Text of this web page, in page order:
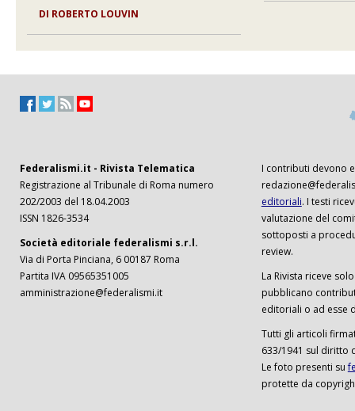
DI ROBERTO LOUVIN
Federalismi.it - Rivista Telematica
Registrazione al Tribunale di Roma numero
202/2003 del 18.04.2003
ISSN 1826-3534
Società editoriale federalismi s.r.l.
Via di Porta Pinciana, 6 00187 Roma
Partita IVA 09565351005
amministrazione@federalismi.it
I contributi devono
editoriali. I testi
valutazione del
sottoposti a
review.
La Rivista riceve
pubblicano
editoriali o ad esse
Tutti gli articoli
633/1941 sul diritto
Le foto presenti su
protette da